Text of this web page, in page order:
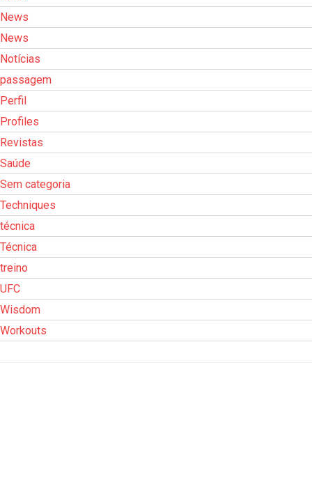
News
News
Notícias
passagem
Perfil
Profiles
Revistas
Saúde
Sem categoria
Techniques
técnica
Técnica
treino
UFC
Wisdom
Workouts